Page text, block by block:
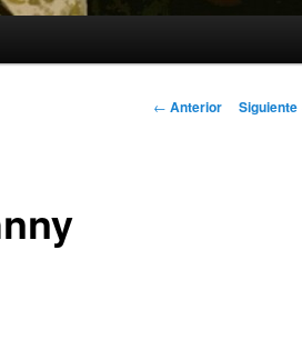
Navegación
← Anterior Siguiente